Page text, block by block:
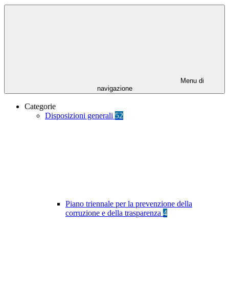
Menu di
navigazione
Categorie
Disposizioni generali 52
Piano triennale per la prevenzione della
corruzione e della trasparenza 4